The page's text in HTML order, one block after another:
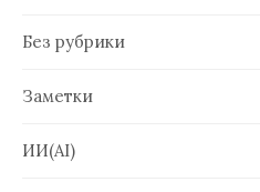
Без рубрики
Заметки
ИИ(AI)